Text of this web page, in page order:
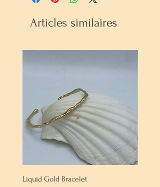
Articles similaires
Liquid Gold Bracelet